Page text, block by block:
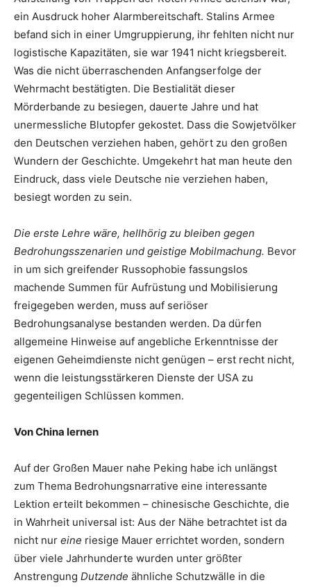
ein Ausdruck hoher Alarmbereitschaft. Stalins Armee
befand sich in einer Umgruppierung, ihr fehlten nicht nur
logistische Kapazitäten, sie war 1941 nicht kriegsbereit.
Was die nicht überraschenden Anfangserfolge der
Wehrmacht bestätigten. Die Bestialität dieser
Mörderbande zu besiegen, dauerte Jahre und hat
unermessliche Blutopfer gekostet. Dass die Sowjetvölker
den Deutschen verziehen haben, gehört zu den großen
Wundern der Geschichte. Umgekehrt hat man heute den
Eindruck, dass viele Deutsche nie verziehen haben,
besiegt worden zu sein.
Die erste Lehre wäre, hellhörig zu bleiben gegen
Bedrohungsszenarien und geistige Mobilmachung. Bevor
in um sich greifender Russophobie fassungslos
machende Summen für Aufrüstung und Mobilisierung
freigegeben werden, muss auf seriöser
Bedrohungsanalyse bestanden werden. Da dürfen
allgemeine Hinweise auf angebliche Erkenntnisse der
eigenen Geheimdienste nicht genügen – erst recht nicht,
wenn die leistungsstärkeren Dienste der USA zu
gegenteiligen Schlüssen kommen.
Von China lernen
Auf der Großen Mauer nahe Peking habe ich unlängst
zum Thema Bedrohungsnarrative eine interessante
Lektion erteilt bekommen – chinesische Geschichte, die
in Wahrheit universal ist: Aus der Nähe betrachtet ist da
nicht nur eine riesige Mauer errichtet worden, sondern
über viele Jahrhunderte wurden unter größter
Anstrengung Dutzende ähnliche Schutzwälle in die